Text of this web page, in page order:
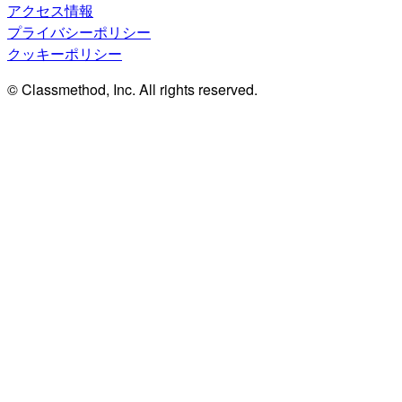
アクセス情報
プライバシーポリシー
クッキーポリシー
© Classmethod, Inc. All rights reserved.